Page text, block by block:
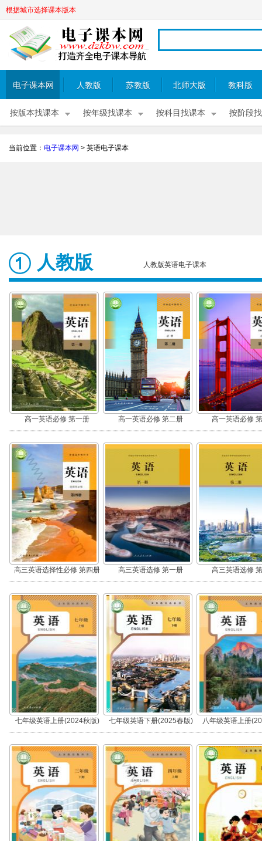
根据城市选择课本版本
电子课本网 人教版 苏教版 北师大版 教科版
按版本找课本 按年级找课本 按科目找课本 按阶段
当前位置： 电子课本网 > 英语电子课本
人教版 人教版英语电子课本
高一英语必修 第一册 高一英语必修 第二册 高一英语必修
高三英语选择性必修 第四册 高三英语选修 第一册 高三英语选修
七年级英语上册(2024秋版) 七年级英语下册(2025春版) 八年级英语上册